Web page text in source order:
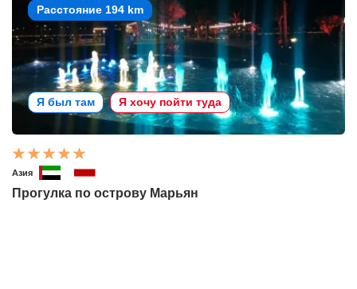
Расстояние 194 km
Я был там Я хочу пойти туда
Азия
Прогулка по острову Марьян